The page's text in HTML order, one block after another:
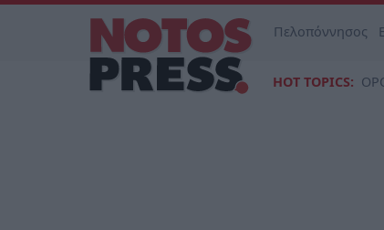
Πελοπόννησος
HOT TOPICS: